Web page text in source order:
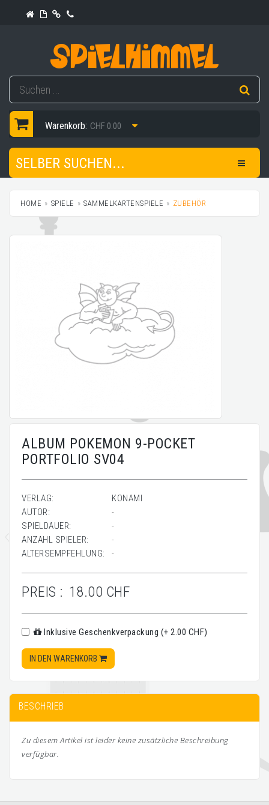
Warenkorb: CHF 0.00
SELBER SUCHEN...
HOME SPIELE SAMMELKARTENSPIELE ZUBEHÖR
ALBUM POKEMON 9-POCKET
PORTFOLIO SV04
VERLAG:
KONAMI
AUTOR:
-
SPIELDAUER:
-
ANZAHL SPIELER:
-
ALTERSEMPFEHLUNG:
-
PREIS : 18.00 CHF
Inklusive Geschenkverpackung (+ 2.00 CHF)
IN DEN WARENKORB
BESCHRIEB
Zu diesem Artikel ist leider keine zusätzliche Beschreibung
verfügbar.